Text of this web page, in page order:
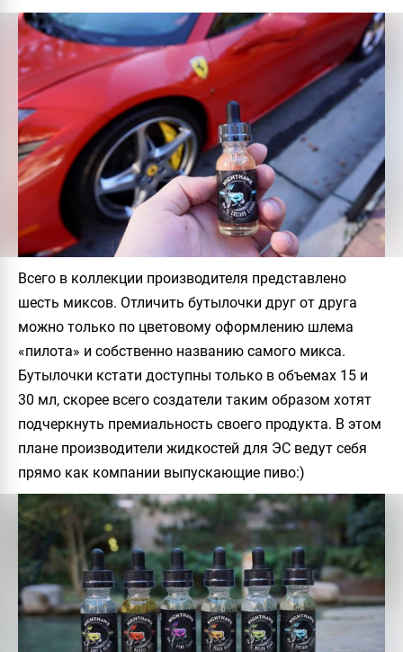
Всего в коллекции производителя представлено
шесть миксов. Отличить бутылочки друг от друга
можно только по цветовому оформлению шлема
«пилота» и собственно названию самого микса.
Бутылочки кстати доступны только в объемах 15 и
30 мл, скорее всего создатели таким образом хотят
подчеркнуть премиальность своего продукта. В этом
плане производители жидкостей для ЭС ведут себя
прямо как компании выпускающие пиво:)